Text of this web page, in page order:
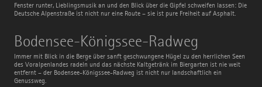
Fenster runter, Lieblingsmusik an und den Blick über die Gipfel schweifen lassen: Die
Deutsche Alpenstraße ist nicht nur eine Route – sie ist pure Freiheit auf Asphalt.
Bodensee-Königssee-Radweg
Immer mit Blick in die Berge über sanft geschwungene Hügel zu den herrlichen Seen
des Voralpenlandes radeln und das nächste Kaltgetränk im Biergarten ist nie weit
entfernt – der Bodensee-Königssee-Radweg ist nicht nur landschaftlich ein
Genussweg.
Bodensee-
Königssee-
Radweg